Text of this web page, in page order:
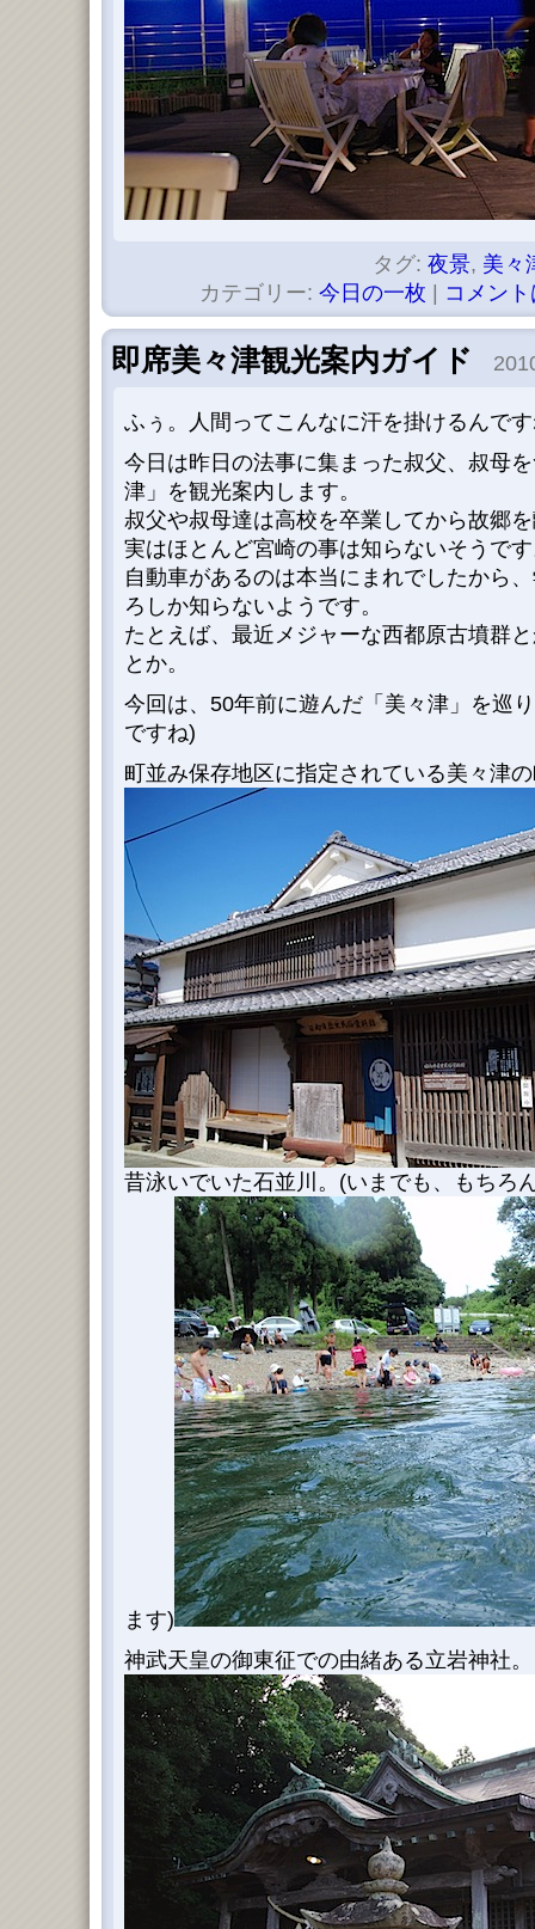
タグ: 夜景, 美々
カテゴリー: 今日の一枚 コメン
即席美々津観光案内ガイド
ふぅ。人間ってこんなに汗を掛けるんで
今日は昨日の法事に集まった叔父、叔母
津」を観光案内します。
叔父や叔母達は高校を卒業してから故郷
実はほとんど宮崎の事は知らないそうで
自動車があるのは本当にまれでしたから
ろしか知らないようです。
たとえば、最近メジャーな西都原古墳群
とか。
今回は、50年前に遊んだ「美々津」を巡
ですね)
町並み保存地区に指定されている美々津
昔泳いでいた石並川。(いまでも、もちろ
ます)
神武天皇の御東征での由緒ある立岩神社。